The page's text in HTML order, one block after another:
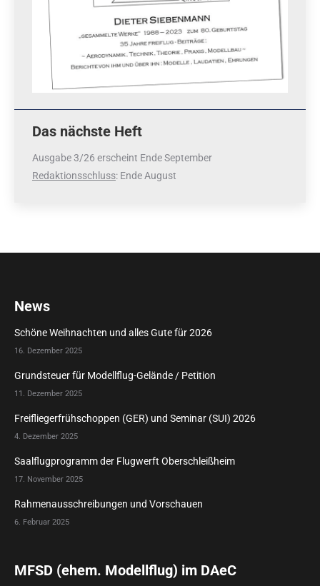
Das nächste Heft
Ausgabe 3/26 erscheint Ende September
Redaktionsschluss: Ende August
News
Schöne Weihnachten und alles Gute für 2026
16. Dezember 2025
Grundsteuer für Modellflug-Gelände / Petition
11. Dezember 2025
Freifliegerfrühschoppen (GER) und Seminar (SUI) 2026
4. Dezember 2025
Saalflugprogramm der Flugwerft Oberschleißheim
17. November 2025
Rahmenausschreibungen und Vorschauen
6. Februar 2025
MFSD (ehem. Modellflug) im DAeC